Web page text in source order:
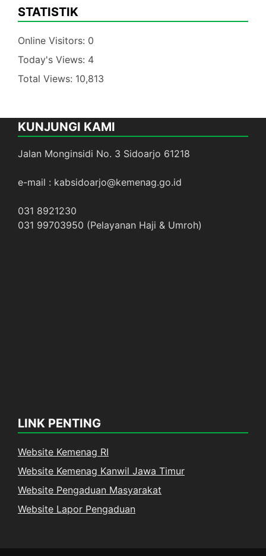
STATISTIK
Online Visitors: 0
Today's Views: 4
Total Views: 10,813
KUNJUNGI KAMI
Jalan Monginsidi No. 3 Sidoarjo 61218
e-mail : kabsidoarjo@kemenag.go.id
031 8921230
031 99703950 (Pelayanan Haji & Umroh)
LINK PENTING
Website Kemenag RI
Website Kemenag Kanwil Jawa Timur
Website Pengaduan Masyarakat
Website Lapor Pengaduan